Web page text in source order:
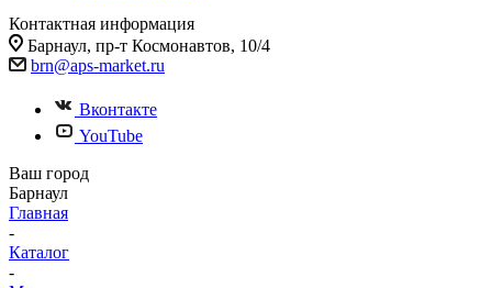
Контактная информация
Барнаул, пр-т Космонавтов, 10/4
brn@aps-market.ru
Вконтакте
YouTube
Ваш город
Барнаул
Главная
-
Каталог
-